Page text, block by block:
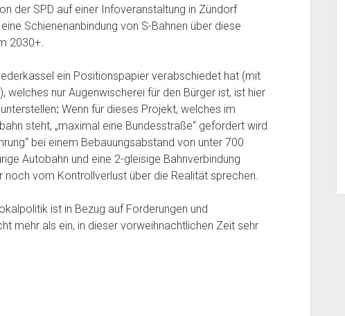
der SPD auf einer Infoveranstaltung in Zündorf
Schienenanbindung von S-Bahnen über diese
2030+.
ein Positionspapier verabschiedet hat (mit
welches nur Augenwischerei für den Bürger ist, ist hier
: Wenn für dieses Projekt, welches im
steht, „maximal eine Bundesstraße“ gefordert wird
bei einem Bebauungsabstand von unter 700
Autobahn und eine 2-gleisige Bahnverbindung
noch vom Kontrollverlust über die Realität sprechen.
ist in Bezug auf Forderungen und
mehr als ein, in dieser vorweihnachtlichen Zeit sehr